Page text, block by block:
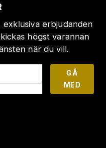
erbjudanden
högst varannan
när du vill.
GÅ
MED